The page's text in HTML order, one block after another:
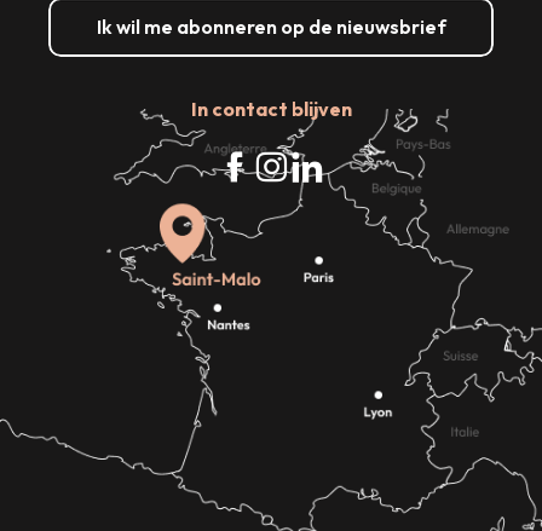
Ik wil me abonneren op de nieuwsbrief
In contact blijven